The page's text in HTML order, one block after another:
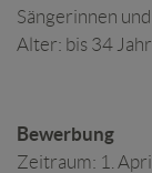
Sängerinnen
Alter: bis 34
Bewerbung
Zeitraum: 1.